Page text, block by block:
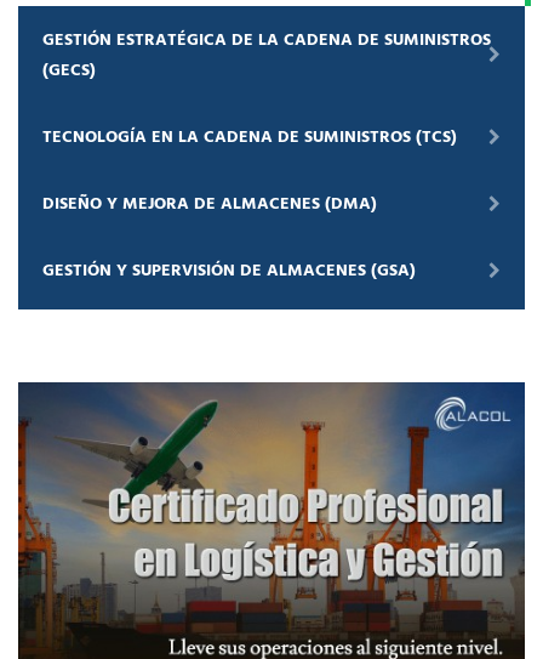
GESTIÓN ESTRATÉGICA DE LA CADENA DE SUMINISTROS
(GECS)
TECNOLOGÍA EN LA CADENA DE SUMINISTROS (TCS)
DISEÑO Y MEJORA DE ALMACENES (DMA)
GESTIÓN Y SUPERVISIÓN DE ALMACENES (GSA)